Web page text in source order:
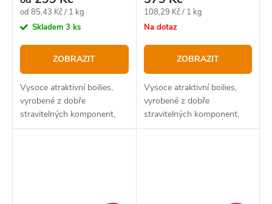
Měrná
cena:
od 85,43 Kč / 1 kg
Skladem 3 ks
ZOBRAZIT
Vysoce atraktivní boilies,
vyrobené z dobře
stravitelných komponent,
ptačích zobů, rybích
Měrná
cena:
108,29 Kč / 1 kg
Na dotaz
ZOBRAZIT
Vysoce atraktivní boilies,
vyrobené z dobře
stravitelných komponent,
ptačích zobů, rybích